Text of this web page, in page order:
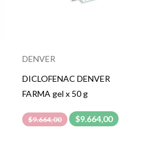
DENVER
DICLOFENAC DENVER
FARMA gel x 50 g
$9.664,00 $9.664,00